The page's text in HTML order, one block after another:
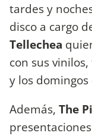
tardes y
disco a cargo
Tellechea
con sus
y los domingos
Además, The